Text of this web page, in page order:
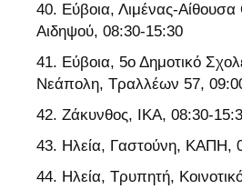
Εύβοια, Λιμένας-
Αιδηψού, 08:30-15:30
Εύβοια, 5ο Δημοτικό
Νεάπολη, Τραλλέων 57,
Ζάκυνθος, ΙΚΑ, 08:30-
Ηλεία, Γαστούνη, ΚΑΠΗ,
Ηλεία, Τρυπητή,